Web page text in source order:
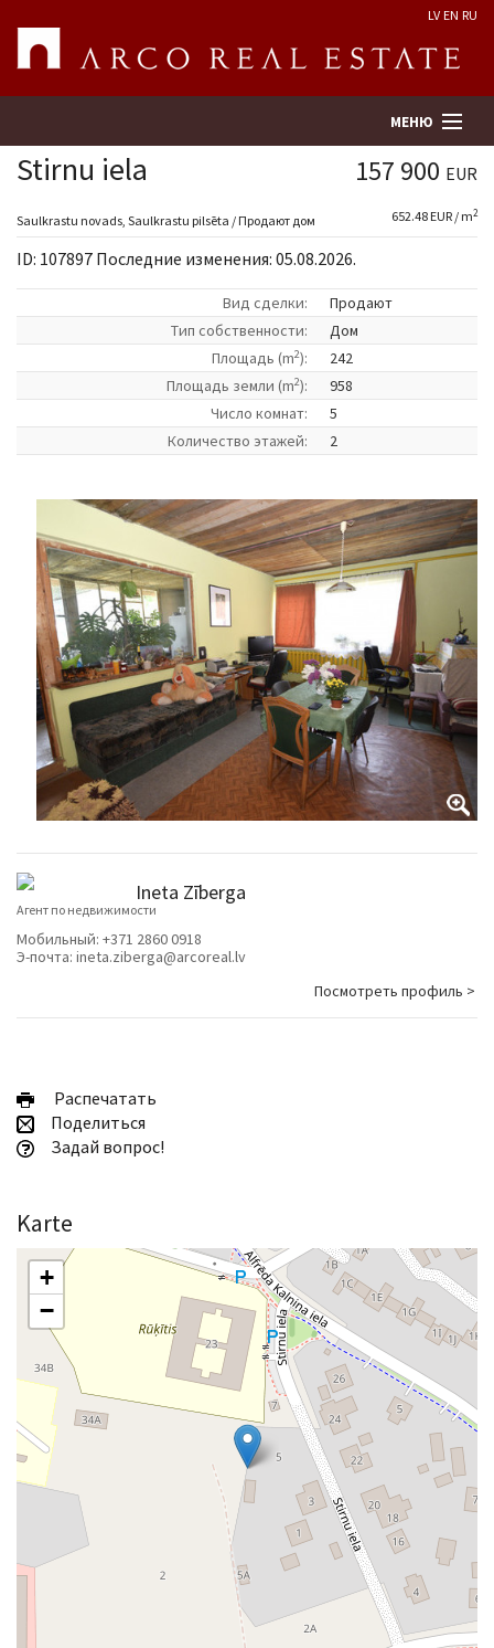
LV EN RU
МЕНЮ
Поиск
Предприятие
Услуги
Kонтакты
Stirnu iela 157 900 EUR
Saulkrastu novads, Saulkrastu pilsēta / Продают дом 652.48 EUR / m2
ID: 107897 Последние изменения: 05.08.2026.
Вид сделки:
Продают
Tип собственности:
Дом
Площадь (m2):
242
Площадь земли (m2):
958
Число комнат:
5
Количество этажей:
2
Ineta Zīberga
Агент по недвижимости
Мобильный: +371 2860 0918
Э-почта: ineta.ziberga@arcoreal.lv
Посмотреть профиль >
Pаспечатать
Поделиться
Задай вопрос!
Karte
+
−